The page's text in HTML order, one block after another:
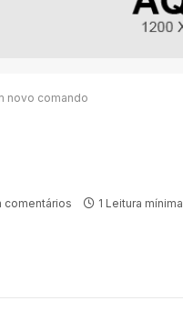
novo comando
comentários 1 Leitura mínima